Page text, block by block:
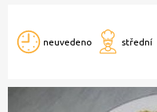
neuvedeno střední